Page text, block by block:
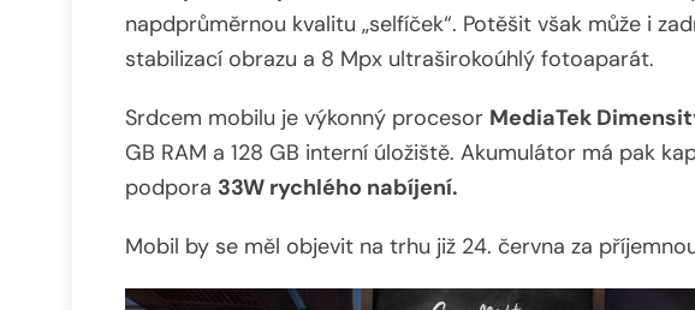
napdprůměrnou kvalitu „selfíček“. Potěšit však může i
stabilizací obrazu a 8 Mpx ultraširokoúhlý fotoaparát.
Srdcem mobilu je výkonný procesor MediaTek
GB RAM a 128 GB interní úložiště. Akumulátor má pak
podpora 33W rychlého nabíjení.
Mobil by se měl objevit na trhu již 24. června za